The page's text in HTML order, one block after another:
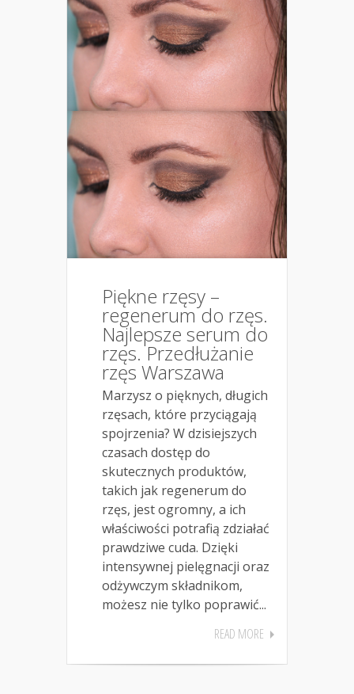
Piękne rzęsy –
regenerum do rzęs.
Najlepsze serum do
rzęs. Przedłużanie
rzęs Warszawa
Marzysz o pięknych, długich
rzęsach, które przyciągają
spojrzenia? W dzisiejszych
czasach dostęp do
skutecznych produktów,
takich jak regenerum do
rzęs, jest ogromny, a ich
właściwości potrafią zdziałać
prawdziwe cuda. Dzięki
intensywnej pielęgnacji oraz
odżywczym składnikom,
możesz nie tylko poprawić...
READ MORE